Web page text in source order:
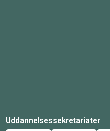
Uddannelsessekretariater